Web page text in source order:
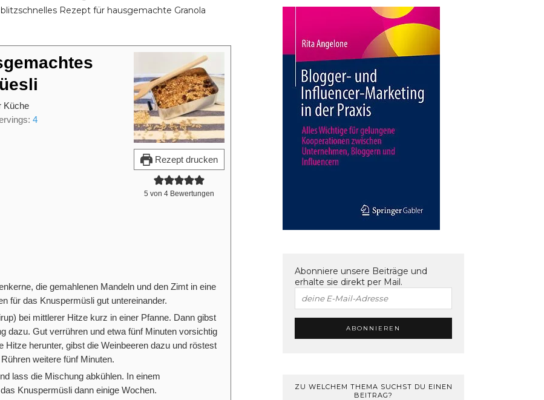
Rezept für hausgemachte Granola
Rezept drucken
5 von 4 Bewertungen
Küche
4
die gemahlenen Mandeln und den Zimt in eine
für das Knuspermüsli gut untereinander.
bei mittlerer Hitze kurz in einer Pfanne. Dann gibst
dazu. Gut verrühren und etwa fünf Minuten vorsichtig
Hitze herunter, gibst die Weinbeeren dazu und röstest
weitere fünf Minuten.
lass die Mischung abkühlen. In einem
Knuspermüsli dann einige Wochen.
Abonniere unsere Beiträge und
erhalte sie direkt per Mail.
ZU WELCHEM THEMA SUCHST DU EINEN
BEITRAG?